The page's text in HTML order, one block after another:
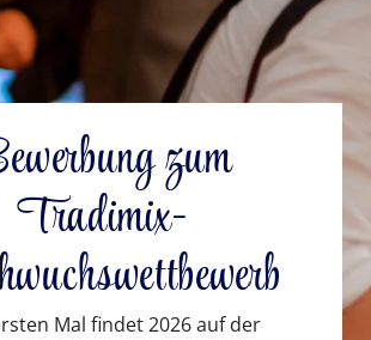
zum
Tradimix-
Mal findet 2026 auf der